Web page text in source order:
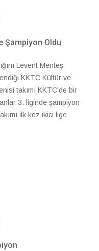
Şampiyon Oldu
Levent Menteş
KKTC Kültür ve
takımı KKTC'de bir
3. liginde şampiyon
ilk kez ikici lige